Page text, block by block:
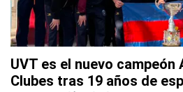
UVT es el nuevo campeón
Clubes tras 19 años de